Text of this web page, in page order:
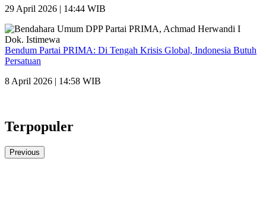
29 April 2026 | 14:44 WIB
Bendum Partai PRIMA: Di Tengah Krisis Global, Indonesia Butuh
Persatuan
8 April 2026 | 14:58 WIB
Terpopuler
Previous